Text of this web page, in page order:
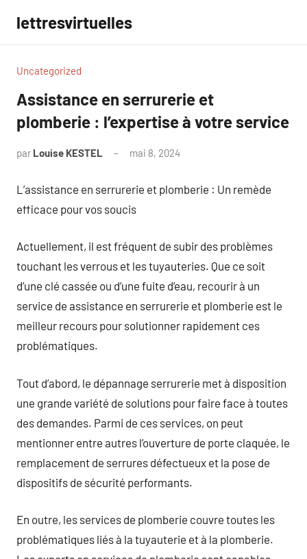
contenu
lettresvirtuelles
Uncategorized
Assistance en serrurerie et
plomberie : l’expertise à votre service
par Louise KESTEL mai 8, 2024
L’assistance en serrurerie et plomberie : Un remède
efficace pour vos soucis
Actuellement, il est fréquent de subir des problèmes
touchant les verrous et les tuyauteries. Que ce soit
d’une clé cassée ou d’une fuite d’eau, recourir à un
service de assistance en serrurerie et plomberie est le
meilleur recours pour solutionner rapidement ces
problématiques.
Tout d’abord, le dépannage serrurerie met à disposition
une grande variété de solutions pour faire face à toutes
des demandes. Parmi de ces services, on peut
mentionner entre autres l’ouverture de porte claquée, le
remplacement de serrures défectueux et la pose de
dispositifs de sécurité performants.
En outre, les services de plomberie couvre toutes les
problématiques liés à la tuyauterie et à la plomberie.